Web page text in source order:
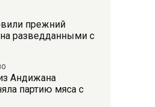
прежний
разведданными с
Андижана
партию мяса с